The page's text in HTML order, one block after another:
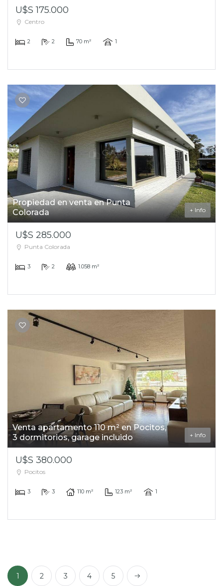
U$S 175.000
Centro
2 2 70 m² 1
Propiedad en venta en Punta
Colorada
+ Info
U$S 285.000
Punta Colorada
3 2 1.058 m²
Venta apartamento 110 m² en Pocitos,
3 dormitorios, garage incluido
+ Info
U$S 380.000
Pocitos
3 3 110 m² 123 m² 1
1 2 3 4 5 Next